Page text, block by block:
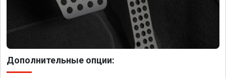
Дополнительные опции: